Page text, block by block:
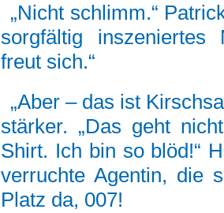
„Nicht schlimm.“
sorgfältig inszeniertes
freut sich.“
„Aber – das ist
stärker. „Das geht
Shirt. Ich bin so blöd!“
verruchte Agentin, die
Platz da, 007!